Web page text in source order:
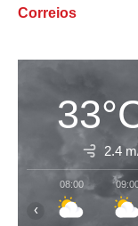
Correios
2.4
08:00
‹